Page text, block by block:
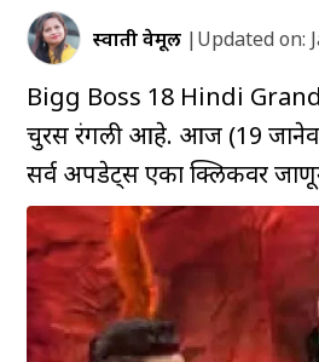
स्वाती वेमूल |Updated on:
Bigg Boss 18 Hindi Grand
चुरस रंगली आहे. आज (19
सर्व अपडेट्स एका क्लिकवर